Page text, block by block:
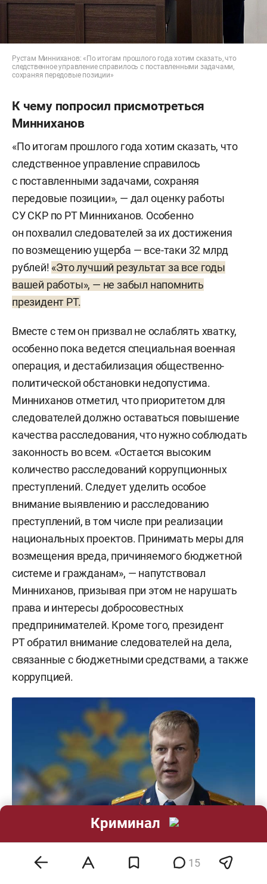
Рустам Минниханов: «По итогам прошлого года хотим сказать, что
следственное управление справилось с поставленными задачами,
сохраняя передовые позиции»
К чему попросил присмотреться
Минниханов
«По итогам прошлого года хотим сказать, что
следственное управление справилось
с поставленными задачами, сохраняя
передовые позиции», — дал оценку работы
СУ СКР по РТ Минниханов. Особенно
он похвалил следователей за их достижения
по возмещению ущерба — все-таки 32 млрд
рублей! «Это лучший результат за все годы
вашей работы», — не забыл напомнить
президент РТ.
Вместе с тем он призвал не ослаблять хватку,
особенно пока ведется специальная военная
операция, и дестабилизация общественно-
политической обстановки недопустима.
Минниханов отметил, что приоритетом для
следователей должно оставаться повышение
качества расследования, что нужно соблюдать
законность во всем. «Остается высоким
количество расследований коррупционных
преступлений. Следует уделить особое
внимание выявлению и расследованию
преступлений, в том числе при реализации
национальных проектов. Принимать меры для
возмещения вреда, причиняемого бюджетной
системе и гражданам», — напутствовал
Минниханов, призывая при этом не нарушать
права и интересы добросовестных
предпринимателей. Кроме того, президент
РТ обратил внимание следователей на дела,
связанные с бюджетными средствами, а также
коррупцией.
15
Криминал